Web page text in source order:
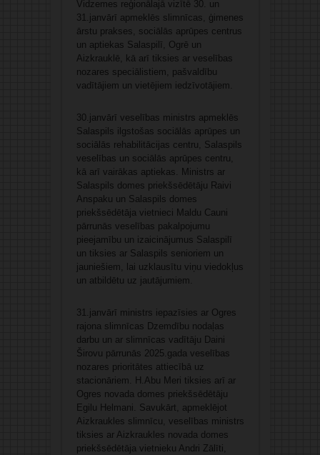
Vidzemes reģionālajā vizītē 30. un
31.janvārī apmeklēs slimnīcas, ģimenes
ārstu prakses, sociālās aprūpes centrus
un aptiekas Salaspilī, Ogrē un
Aizkrauklē, kā arī tiksies ar veselības
nozares speciālistiem, pašvaldību
vadītājiem un vietējiem iedzīvotājiem.
30.janvārī veselības ministrs apmeklēs
Salaspils ilgstošas sociālās aprūpes un
sociālās rehabilitācijas centru, Salaspils
veselības un sociālās aprūpes centru,
kā arī vairākas aptiekas. Ministrs ar
Salaspils domes priekšsēdētāju Raivi
Anspaku un Salaspils domes
priekšsēdētāja vietnieci Maldu Cauni
pārrunās veselības pakalpojumu
pieejamību un izaicinājumus Salaspilī
un tiksies ar Salaspils senioriem un
jauniešiem, lai uzklausītu viņu viedokļus
un atbildētu uz jautājumiem.
31.janvārī ministrs iepazīsies ar Ogres
rajona slimnīcas Dzemdību nodaļas
darbu un ar slimnīcas vadītāju Daini
Širovu pārrunās 2025.gada veselības
nozares prioritātes attiecībā uz
stacionāriem. H.Abu Meri tiksies arī ar
Ogres novada domes priekšsēdētāju
Egilu Helmani. Savukārt, apmeklējot
Aizkraukles slimnīcu, veselības ministrs
tiksies ar Aizkraukles novada domes
priekšsēdētāja vietnieku Andri Zālīti,